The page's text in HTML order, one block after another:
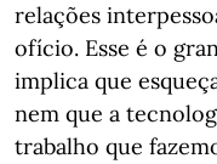
relações
ofício. Esse é o
implica que
nem que a
trabalho que